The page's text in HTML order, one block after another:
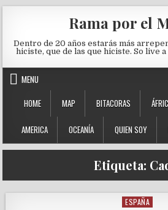
Rama por el
Dentro de 20 años estarás más
hiciste, que de las que hiciste. So live
MENU
HOME
MAP BITACORAS
AMERICA OCEANÍA QUIEN SOY
Etiqueta:
Posted in
ESPAÑA